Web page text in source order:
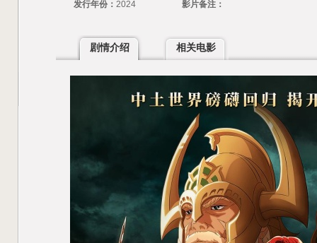
发行年份： 2024 影片备注：
剧情介绍 相关电影